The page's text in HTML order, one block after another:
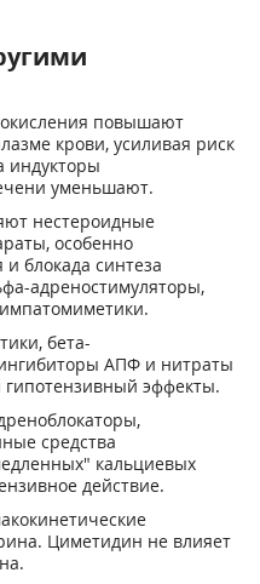
повышают
крови, усиливая риск
индукторы
уменьшают.
нестероидные
особенно
блокада синтеза
адреностимуляторы,
бета-
АПФ и нитраты
эффекты.
средства
кальциевых
действие.
Циметидин не влияет